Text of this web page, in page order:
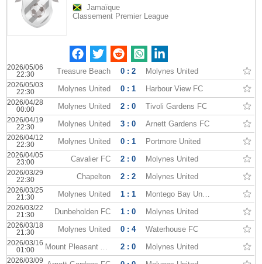
Jamaïque
Classement Premier League
2026/05/06
22:30
Treasure Beach 0 : 2 Molynes United
2026/05/03
22:30
Molynes United 0 : 1 Harbour View FC
2026/04/28
00:00
Molynes United 2 : 0 Tivoli Gardens FC
2026/04/19
22:30
Molynes United 3 : 0 Arnett Gardens FC
2026/04/12
22:30
Molynes United 0 : 1 Portmore United
2026/04/05
23:00
Cavalier FC 2 : 0 Molynes United
2026/03/29
22:30
Chapelton 2 : 2 Molynes United
2026/03/25
21:30
Molynes United 1 : 1 Montego Bay United
2026/03/22
21:30
Dunbeholden FC 1 : 0 Molynes United
2026/03/18
21:30
Molynes United 0 : 4 Waterhouse FC
2026/03/16
01:00
Mount Pleasant Academy 2 : 0 Molynes United
2026/03/09